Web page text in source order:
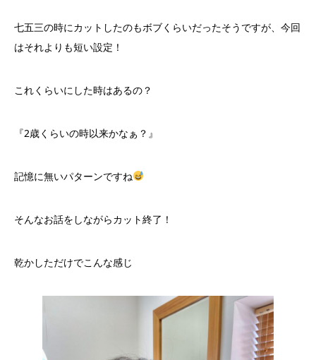
七五三の時にカットしたのもボブくらいだったそうですが、今回
はそれよりも短い設定！
これくらいにした時はあるの？
『2歳くらいの時以来かなぁ？』
記憶に無いパターンですね
そんなお話をしながらカット終了！
乾かしただけでこんな感じ